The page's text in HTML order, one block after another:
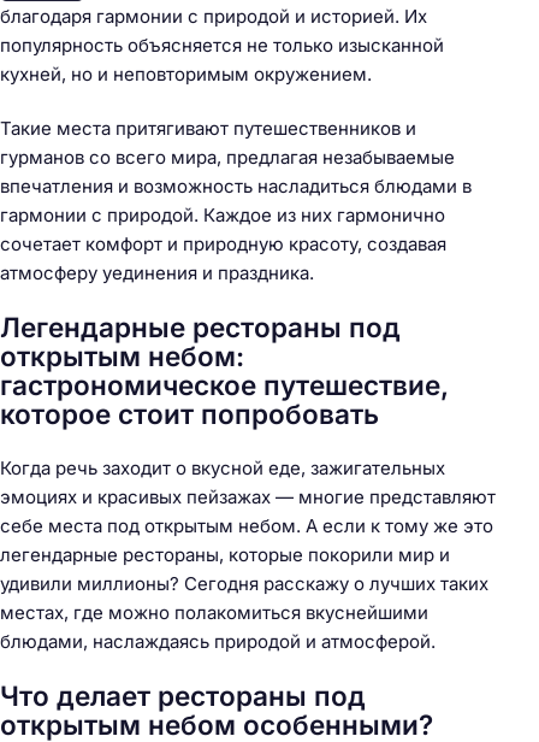
благодаря гармонии с природой и историей. Их
популярность объясняется не только изысканной
кухней, но и неповторимым окружением.
Такие места притягивают путешественников и
гурманов со всего мира, предлагая незабываемые
впечатления и возможность насладиться блюдами в
гармонии с природой. Каждое из них гармонично
сочетает комфорт и природную красоту, создавая
атмосферу уединения и праздника.
Легендарные рестораны под
открытым небом:
гастрономическое путешествие,
которое стоит попробовать
Когда речь заходит о вкусной еде, зажигательных
эмоциях и красивых пейзажах — многие представляют
себе места под открытым небом. А если к тому же это
легендарные рестораны, которые покорили мир и
удивили миллионы? Сегодня расскажу о лучших таких
местах, где можно полакомиться вкуснейшими
блюдами, наслаждаясь природой и атмосферой.
Что делает рестораны под
открытым небом особенными?